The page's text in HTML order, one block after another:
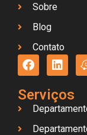
Sobre
Blog
Contato
Serviços